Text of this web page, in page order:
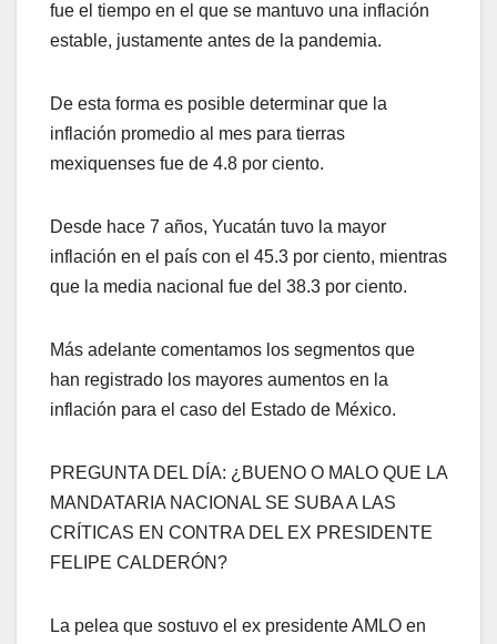
fue el tiempo en el que se mantuvo una inflación
estable, justamente antes de la pandemia.
De esta forma es posible determinar que la
inflación promedio al mes para tierras
mexiquenses fue de 4.8 por ciento.
Desde hace 7 años, Yucatán tuvo la mayor
inflación en el país con el 45.3 por ciento, mientras
que la media nacional fue del 38.3 por ciento.
Más adelante comentamos los segmentos que
han registrado los mayores aumentos en la
inflación para el caso del Estado de México.
PREGUNTA DEL DÍA: ¿BUENO O MALO QUE LA
MANDATARIA NACIONAL SE SUBA A LAS
CRÍTICAS EN CONTRA DEL EX PRESIDENTE
FELIPE CALDERÓN?
La pelea que sostuvo el ex presidente AMLO en